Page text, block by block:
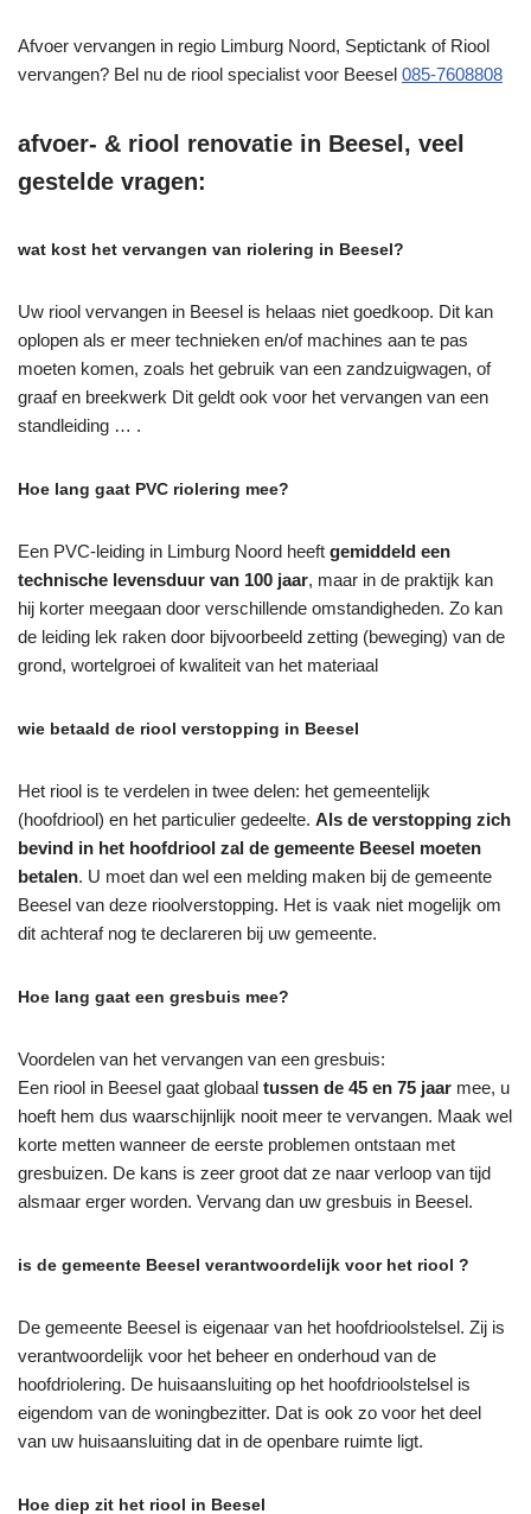
Afvoer vervangen in regio Limburg Noord, Septictank of Riool
vervangen? Bel nu de riool specialist voor Beesel 085-7608808
afvoer- & riool renovatie in Beesel, veel
gestelde vragen:
wat kost het vervangen van riolering in Beesel?
Uw riool vervangen in Beesel is helaas niet goedkoop. Dit kan
oplopen als er meer technieken en/of machines aan te pas
moeten komen, zoals het gebruik van een zandzuigwagen, of
graaf en breekwerk Dit geldt ook voor het vervangen van een
standleiding … .
Hoe lang gaat PVC riolering mee?
Een PVC-leiding in Limburg Noord heeft gemiddeld een
technische levensduur van 100 jaar, maar in de praktijk kan
hij korter meegaan door verschillende omstandigheden. Zo kan
de leiding lek raken door bijvoorbeeld zetting (beweging) van de
grond, wortelgroei of kwaliteit van het materiaal
wie betaald de riool verstopping in Beesel
Het riool is te verdelen in twee delen: het gemeentelijk
(hoofdriool) en het particulier gedeelte. Als de verstopping zich
bevind in het hoofdriool zal de gemeente Beesel moeten
betalen. U moet dan wel een melding maken bij de gemeente
Beesel van deze rioolverstopping. Het is vaak niet mogelijk om
dit achteraf nog te declareren bij uw gemeente.
Hoe lang gaat een gresbuis mee?
Voordelen van het vervangen van een gresbuis:
Een riool in Beesel gaat globaal tussen de 45 en 75 jaar mee, u
hoeft hem dus waarschijnlijk nooit meer te vervangen. Maak wel
korte metten wanneer de eerste problemen ontstaan met
gresbuizen. De kans is zeer groot dat ze naar verloop van tijd
alsmaar erger worden. Vervang dan uw gresbuis in Beesel.
is de gemeente Beesel verantwoordelijk voor het riool ?
De gemeente Beesel is eigenaar van het hoofdrioolstelsel. Zij is
verantwoordelijk voor het beheer en onderhoud van de
hoofdriolering. De huisaansluiting op het hoofdrioolstelsel is
eigendom van de woningbezitter. Dat is ook zo voor het deel
van uw huisaansluiting dat in de openbare ruimte ligt.
Hoe diep zit het riool in Beesel